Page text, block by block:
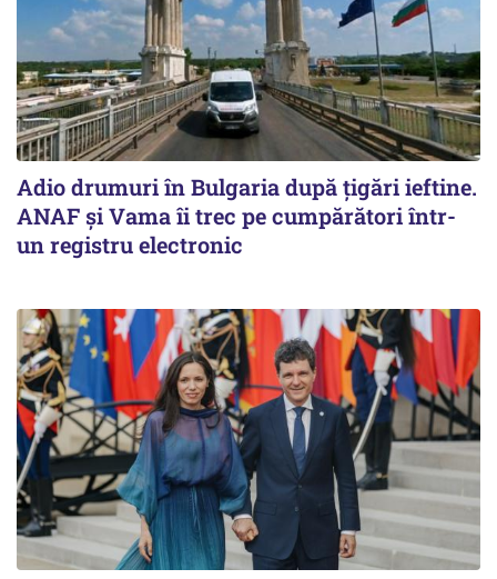
Adio drumuri în Bulgaria după țigări ieftine.
ANAF și Vama îi trec pe cumpărători într-
un registru electronic